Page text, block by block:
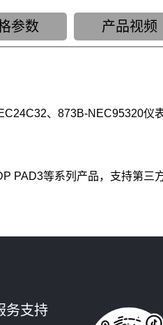
参数 产品视频
、873B-NEC95320仪
PAD3等系列产品，支持第三
务支持